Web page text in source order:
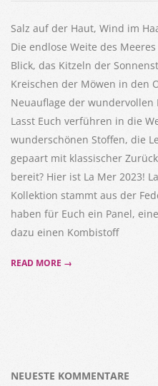
Salz auf der Haut, Wind im
Die endlose Weite des
Blick, das Kitzeln der
Kreischen der Möwen in den
Neuauflage der wundervollen
Lasst Euch verführen in die
wunderschönen Stoffen, die
gepaart mit klassischer
bereit? Hier ist La Mer 2023!
Kollektion stammt aus der
haben für Euch ein Panel,
dazu einen Kombistoff
READ MORE →
NEUESTE KOMMENTARE